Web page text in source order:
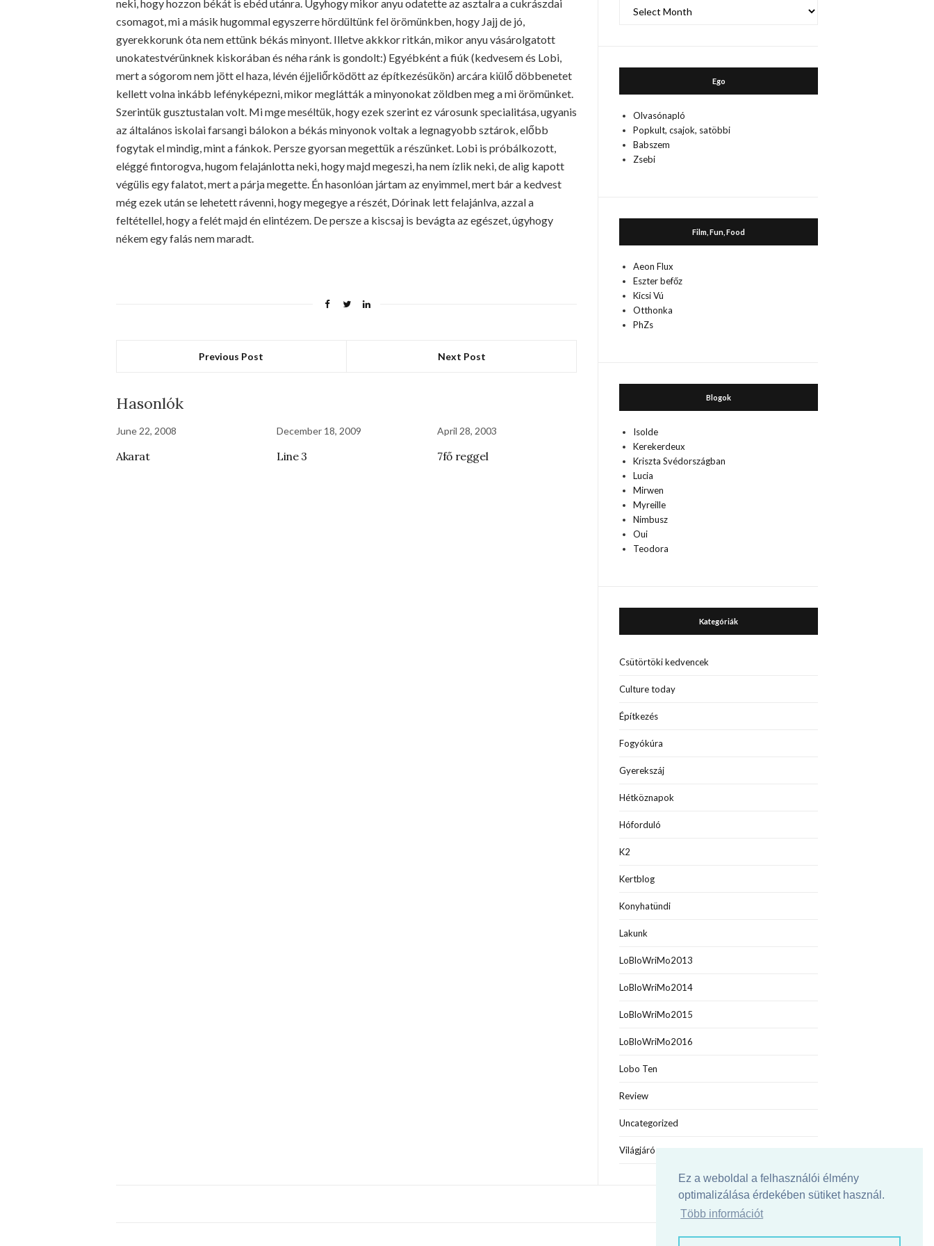
Ez a weboldal a felhasználói élmény
optimalizálása érdekében sütiket használ.
Több információt
neki, hogy hozzon békát is ebéd utánra. Úgyhogy mikor anyu odatette az asztalra a cukrászdai
csomagot, mi a másik hugommal egyszerre hördültünk fel örömünkben, hogy Jajj de jó,
gyerekkorunk óta nem ettünk békás minyont. Illetve akkkor ritkán, mikor anyu vásárolgatott
unokatestvérünknek kiskorában és néha ránk is gondolt:) Egyébként a fiúk (kedvesem és Lobi,
mert a sógorom nem jött el haza, lévén éjjeliőrködött az építkezésükön) arcára kiülő döbbenetet
kellett volna inkább lefényképezni, mikor meglátták a minyonokat zöldben meg a mi örömünket.
Szerintük gusztustalan volt. Mi mge meséltük, hogy ezek szerint ez városunk specialitása, ugyanis
az általános iskolai farsangi bálokon a békás minyonok voltak a legnagyobb sztárok, előbb
fogytak el mindig, mint a fánkok. Persze gyorsan megettük a részünket. Lobi is próbálkozott,
eléggé fintorogva, hugom felajánlotta neki, hogy majd megeszi, ha nem ízlik neki, de alig kapott
végülis egy falatot, mert a párja megette. Én hasonlóan jártam az enyimmel, mert bár a kedvest
még ezek után se lehetett rávenni, hogy megegye a részét, Dórinak lett felajánlva, azzal a
feltétellel, hogy a felét majd én elintézem. De persze a kiscsaj is bevágta az egészet, úgyhogy
nékem egy falás nem maradt.
Previous Post Next Post
Hasonlók
June 22, 2008
Akarat
December 18, 2009
Line 3
April 28, 2003
7fő reggel
múlt
Ego
Olvasónapló
Popkult, csajok, satöbbi
Babszem
Zsebi
Film, Fun, Food
Aeon Flux
Eszter befőz
Kicsi Vú
Otthonka
PhZs
Blogok
Isolde
Kerekerdeux
Kriszta Svédországban
Lucia
Mirwen
Myreille
Nimbusz
Oui
Teodora
Kategóriák
Csütörtöki kedvencek
Culture today
Építkezés
Fogyókúra
Gyerekszáj
Hétköznapok
Hóforduló
K2
Kertblog
Konyhatündi
Lakunk
LoBloWriMo2013
LoBloWriMo2014
LoBloWriMo2015
LoBloWriMo2016
Lobo Ten
Review
Uncategorized
Világjáró